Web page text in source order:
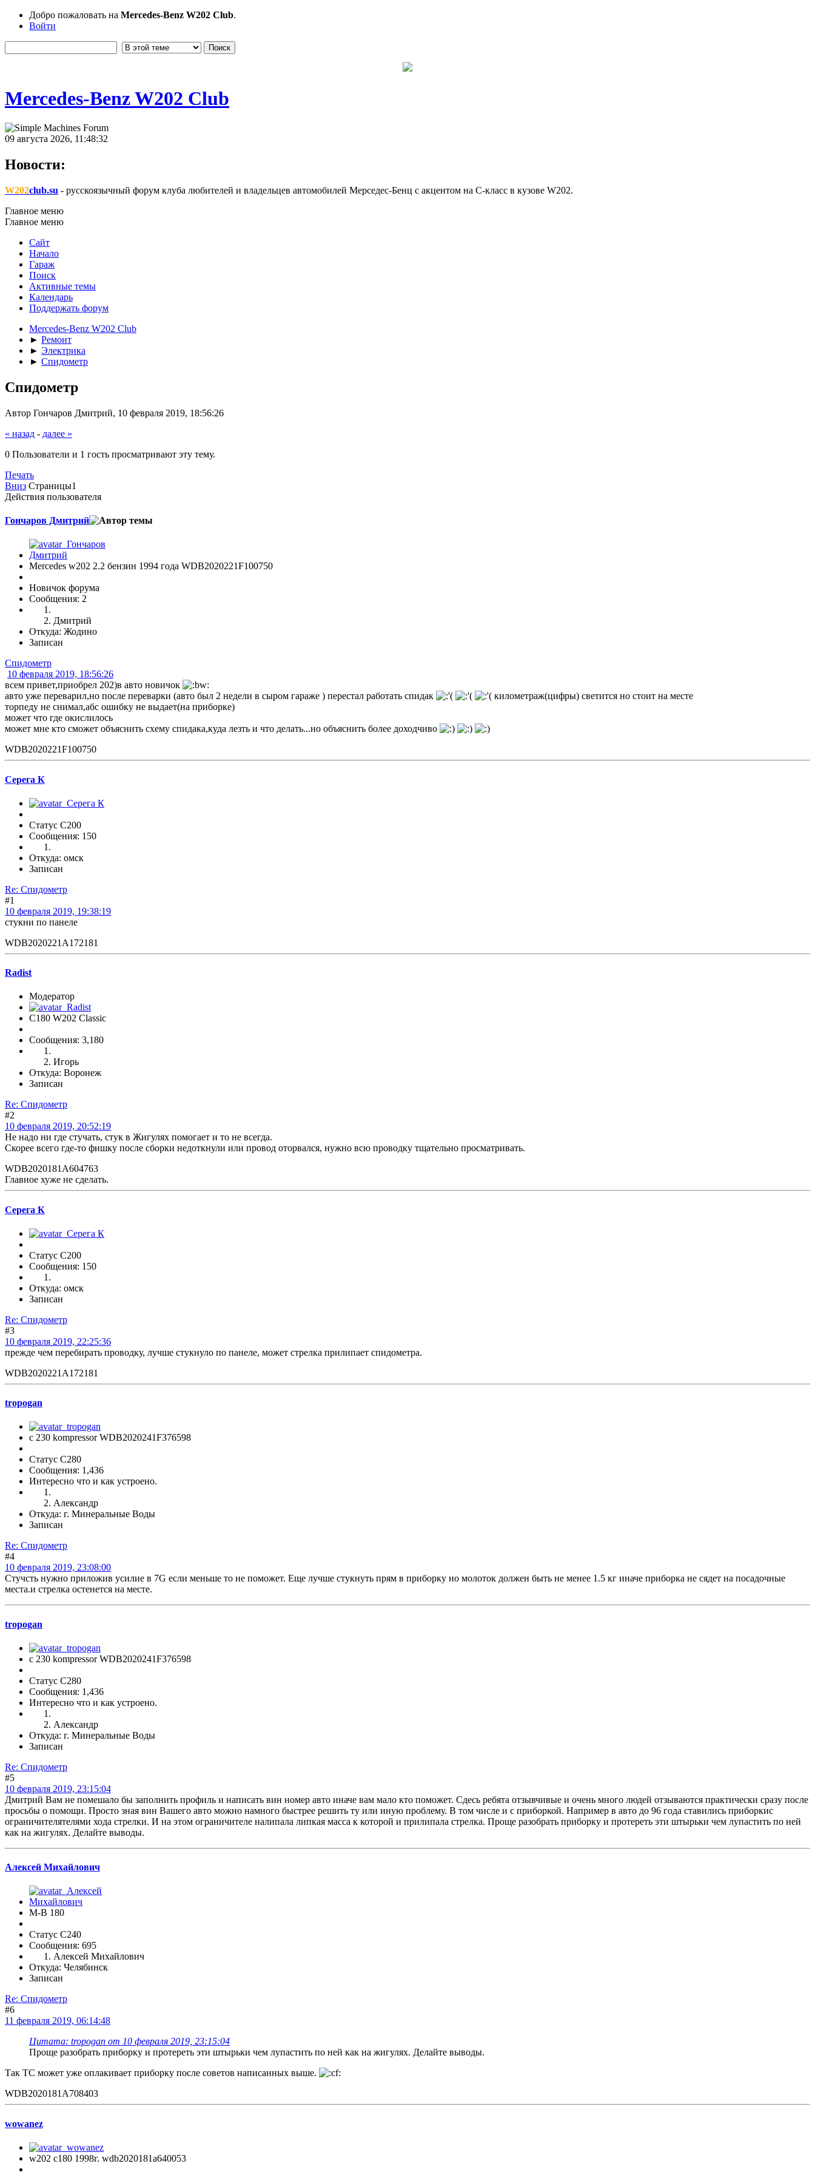
Добро пожаловать на Mercedes-Benz W202 Club.
Войти
Mercedes-Benz W202 Club
09 августа 2026, 11:48:32
Новости:
W202club.su - русскоязычный форум клуба любителей и владельцев автомобилей Мерседес-Бенц с акцентом на C-класс в кузове W202.
Главное меню
Главное меню
Сайт
Начало
Гараж
Поиск
Активные темы
Календарь
Поддержать форум
Mercedes-Benz W202 Club
► Ремонт
► Электрика
► Спидометр
Спидометр
Автор Гончаров Дмитрий, 10 февраля 2019, 18:56:26
« назад - далее »
0 Пользователи и 1 гость просматривают эту тему.
Печать
Вниз Страницы1
Действия пользователя
Гончаров Дмитрий
Mercedes w202 2.2 бензин 1994 года WDB2020221F100750
Новичок форума
Сообщения: 2
Дмитрий
Откуда: Жодино
Записан
Спидометр
10 февраля 2019, 18:56:26
всем привет,приобрел 202)в авто новичок
авто уже переварил,но после переварки (авто был 2 недели в сыром гараже ) перестал работать спидак
километраж(цифры) светится но стоит на месте
торпеду не снимал,абс ошибку не выдает(на приборке)
может что где окислилось
может мне кто сможет объяснить схему спидака,куда лезть и что делать...но объяснить более доходчиво
WDB2020221F100750
Серега К
Статус C200
Сообщения: 150
Откуда: омск
Записан
Re: Спидометр
#1
10 февраля 2019, 19:38:19
стукни по панеле
WDB2020221A172181
Radist
Модератор
C180 W202 Classic
Сообщения: 3,180
Игорь
Откуда: Воронеж
Записан
Re: Спидометр
#2
10 февраля 2019, 20:52:19
Не надо ни где стучать, стук в Жигулях помогает и то не всегда.
Скорее всего где-то фишку после сборки недоткнули или провод оторвался, нужно всю проводку тщательно просматривать.
WDB2020181A604763
Главное хуже не сделать.
Серега К
Статус C200
Сообщения: 150
Откуда: омск
Записан
Re: Спидометр
#3
10 февраля 2019, 22:25:36
прежде чем перебирать проводку, лучше стукнуло по панеле, может стрелка прилипает спидометра.
WDB2020221A172181
tropogan
с 230 kompressor WDB2020241F376598
Статус C280
Сообщения: 1,436
Интересно что и как устроено.
Александр
Откуда: г. Минеральные Воды
Записан
Re: Спидометр
#4
10 февраля 2019, 23:08:00
Стучсть нужно приложив усилие в 7G если меньше то не поможет. Еще лучше стукнуть прям в приборку но молоток должен быть не менее 1.5 кг иначе приборка не сядет на посадочные
места.и стрелка остенется на месте.
tropogan
с 230 kompressor WDB2020241F376598
Статус C280
Сообщения: 1,436
Интересно что и как устроено.
Александр
Откуда: г. Минеральные Воды
Записан
Re: Спидометр
#5
10 февраля 2019, 23:15:04
Дмитрий Вам не помешало бы заполнить профиль и написать вин номер авто иначе вам мало кто поможет. Сдесь ребята отзывчивые и очень много людей отзываются практически сразу после
просьбы о помощи. Просто зная вин Вашего авто можно намного быстрее решить ту или иную проблему. В том числе и с приборкой. Например в авто до 96 года ставились приборкис
ограничителятелями хода стрелки. И на этом ограничителе налипала липкая масса к которой и прилипала стрелка. Проще разобрать приборку и протереть эти штырьки чем лупастить по ней
как на жигулях. Делайте выводы.
Алексей Михайлович
М-В 180
Статус C240
Сообщения: 695
Алексей Михайлович
Откуда: Челябинск
Записан
Re: Спидометр
#6
11 февраля 2019, 06:14:48
Цитата: tropogan от 10 февраля 2019, 23:15:04
Проще разобрать приборку и протереть эти штырьки чем лупастить по ней как на жигулях. Делайте выводы.
Так ТС может уже оплакивает приборку после советов написанных выше.
WDB2020181A708403
wowanez
w202 c180 1998г. wdb2020181a640053